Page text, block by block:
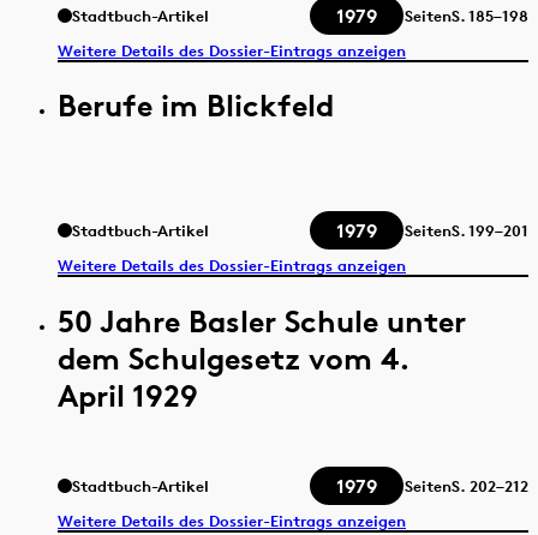
Stadtbuch-Artikel 1979 SeitenS.185–198
Weitere Details des Dossier-Eintrags anzeigen
Berufe im Blickfeld
Stadtbuch-Artikel 1979 SeitenS.199–201
Weitere Details des Dossier-Eintrags anzeigen
50 Jahre Basler Schule unter
dem Schulgesetz vom 4.
April 1929
Stadtbuch-Artikel 1979 SeitenS. 202–212
Weitere Details des Dossier-Eintrags anzeigen